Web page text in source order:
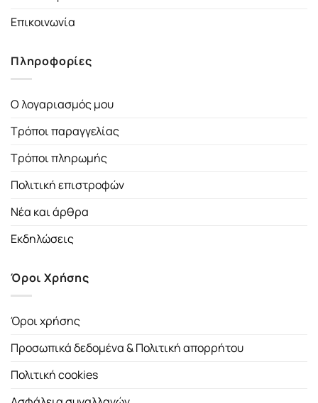
Επικοινωνία
Πληροφορίες
Ο λογαριασμός μου
Τρόποι παραγγελίας
Τρόποι πληρωμής
Πολιτική επιστροφών
Νέα και άρθρα
Εκδηλώσεις
Όροι Χρήσης
Όροι χρήσης
Προσωπικά δεδομένα & Πολιτική απορρήτου
Πολιτική cookies